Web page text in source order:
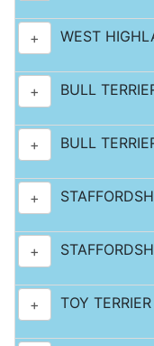
+ WEST
+ BULL
+ BULL
+
+
+ TOY